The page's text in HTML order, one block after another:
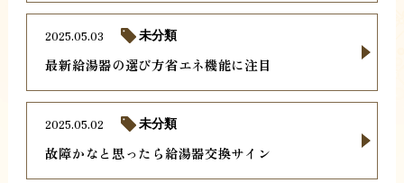
最新給湯器の選び方省エネ機能に注目
2025.05.03 未分類
故障かなと思ったら給湯器交換サイン
2025.05.02 未分類